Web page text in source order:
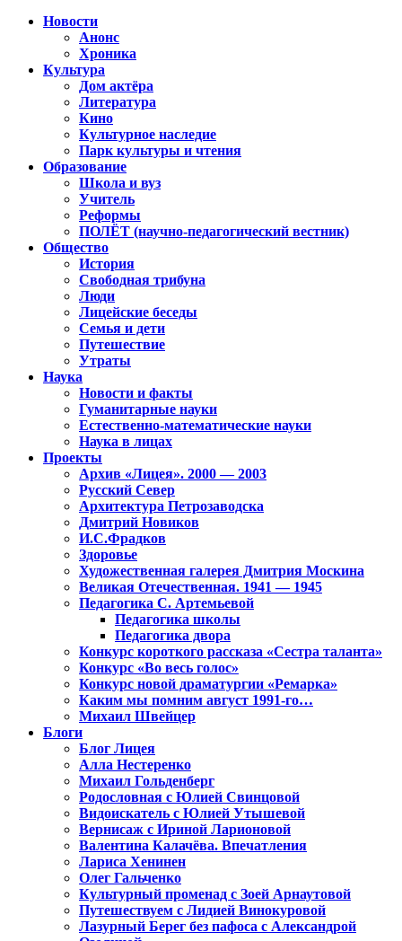
Новости
Анонс
Хроника
Культура
Дом актёра
Литература
Кино
Культурное наследие
Парк культуры и чтения
Образование
Школа и вуз
Учитель
Реформы
ПОЛЁТ (научно-педагогический вестник)
Общество
История
Свободная трибуна
Люди
Лицейские беседы
Семья и дети
Путешествие
Утраты
Наука
Новости и факты
Гуманитарные науки
Естественно-математические науки
Наука в лицах
Проекты
Архив «Лицея». 2000 — 2003
Русский Север
Архитектура Петрозаводска
Дмитрий Новиков
И.С.Фрадков
Здоровье
Художественная галерея Дмитрия Москина
Великая Отечественная. 1941 — 1945
Педагогика С. Артемьевой
Педагогика школы
Педагогика двора
Конкурс короткого рассказа «Сестра таланта»
Конкурс «Во весь голос»
Конкурс новой драматургии «Ремарка»
Каким мы помним август 1991-го…
Михаил Швейцер
Блоги
Блог Лицея
Алла Нестеренко
Михаил Гольденберг
Родословная с Юлией Свинцовой
Видоискатель с Юлией Утышевой
Вернисаж с Ириной Ларионовой
Валентина Калачёва. Впечатления
Лариса Хенинен
Олег Гальченко
Культурный променад с Зоей Арнаутовой
Путешествуем с Лидией Винокуровой
Лазурный Берег без пафоса с Александрой